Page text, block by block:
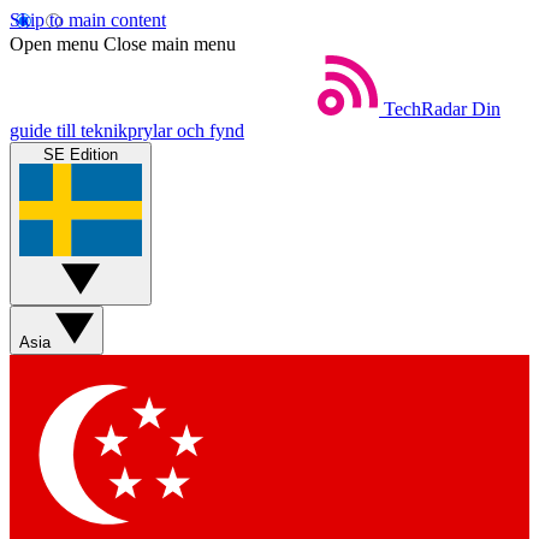
Skip to main content
Open menu Close main menu
TechRadar Din
guide till teknikprylar och fynd
SE Edition
Asia